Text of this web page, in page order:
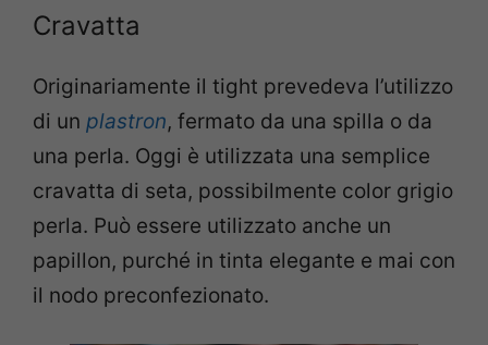
Cravatta
Originariamente il tight prevedeva l’utilizzo
di un plastron, fermato da una spilla o da
una perla. Oggi è utilizzata una semplice
cravatta di seta, possibilmente color grigio
perla. Può essere utilizzato anche un
papillon, purché in tinta elegante e mai con
il nodo preconfezionato.